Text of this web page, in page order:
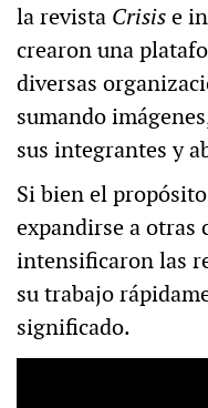
la revista Crisise
crearon una
diversas
sumando
sus integrantes y
Si bien el
expandirse a otras
intensificaron las
su trabajo
significado.